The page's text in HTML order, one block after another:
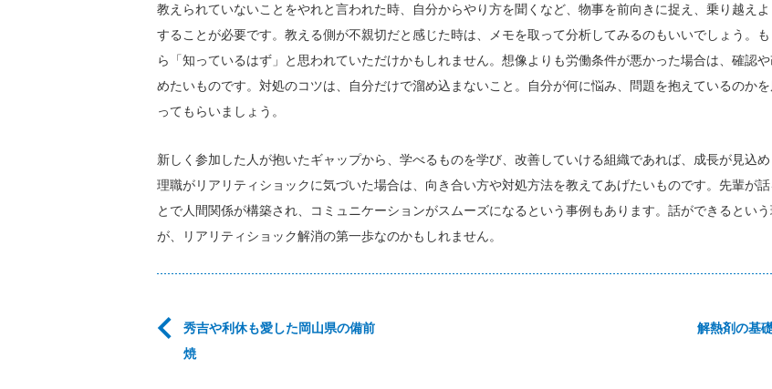
教えられていないことをやれと言われた時、自分からやり方を聞くなど、物事を前向きに捉え、乗り越え
することが必要です。教える側が不親切だと感じた時は、メモを取って分析してみるのもいいでしょう。も
ら「知っているはず」と思われていただけかもしれません。想像よりも労働条件が悪かった場合は、確認
めたいものです。対処のコツは、自分だけで溜め込まないこと。自分が何に悩み、問題を抱えているのか
ってもらいましょう。
新しく参加した人が抱いたギャップから、学べるものを学び、改善していける組織であれば、成長が見込
理職がリアリティショックに気づいた場合は、向き合い方や対処方法を教えてあげたいものです。先輩が話
とで人間関係が構築され、コミュニケーションがスムーズになるという事例もあります。話ができるという
が、リアリティショック解消の第一歩なのかもしれません。
解熱剤の基
秀吉や利休も愛した岡山県の備前
焼